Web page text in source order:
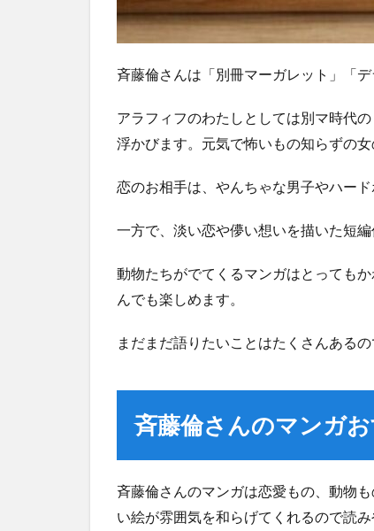
斉藤倫さんは「別冊マーガレット」「
アラフィフのわたしとしては別マ時代
浮かびます。元気で怖いもの知らずの
恋のお相手は、やんちゃな男子やハー
一方で、淡い恋や儚い想いを描いた短
動物たちがでてくるマンガはとっても
んでも楽しめます。
まだまだ語りたいことはたくさんある
斉藤倫さんのマンガ
斉藤倫さんのマンガは恋愛もの、動物
い絵が雰囲気を和らげてくれるので読